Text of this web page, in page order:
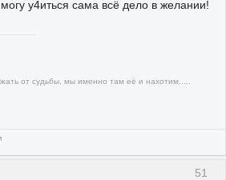
у4иться сама всё дело в желании!
от судьбы, мы именно там её и нахотим.....
51